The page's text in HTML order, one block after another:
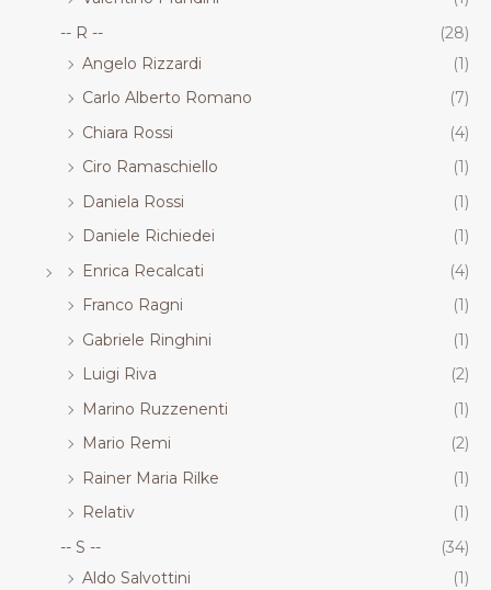
-- R --
(28)
Angelo Rizzardi
(1)
Carlo Alberto Romano
(7)
Chiara Rossi
(4)
Ciro Ramaschiello
(1)
Daniela Rossi
(1)
Daniele Richiedei
(1)
Enrica Recalcati
(4)
Franco Ragni
(1)
Gabriele Ringhini
(1)
Luigi Riva
(2)
Marino Ruzzenenti
(1)
Mario Remi
(2)
Rainer Maria Rilke
(1)
Relativ
(1)
-- S --
(34)
Aldo Salvottini
(1)